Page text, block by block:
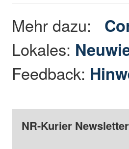
Mehr dazu:
Lokales:
Feedback:
NR-Kurier